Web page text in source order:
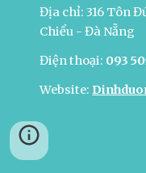
Địa chỉ: 316 Tôn
Chiểu - Đà Nẵng
Điện thoại: 093
Website: